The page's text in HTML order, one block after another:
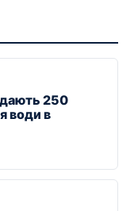
250
води в